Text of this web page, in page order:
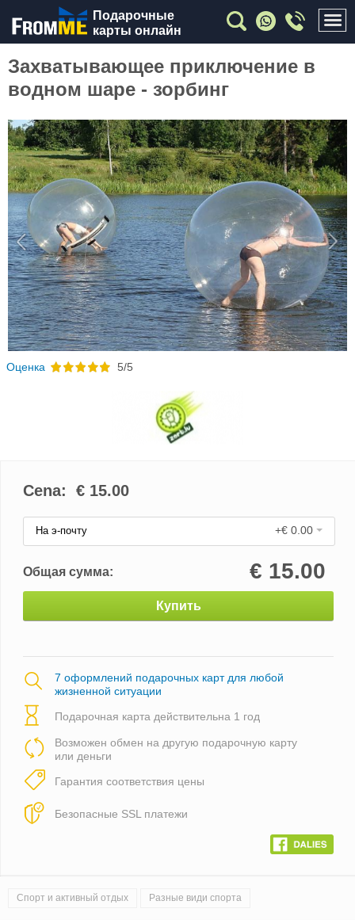
Подарочные
карты онлайн
Захватывающее приключение в
водном шаре - зорбинг
Previous
Oценка 5/5
Cena: € 15.00
На э-почту +€ 0.00
Общая сумма: € 15.00
Купить
7 оформлений подарочных карт для любой
жизненной ситуации
Подарочная карта действительна 1 год
Возможен обмен на другую подарочную карту
или деньги
Гарантия соответствия цены
Безопасные SSL платежи
Спорт и активный отдых Разные види спорта